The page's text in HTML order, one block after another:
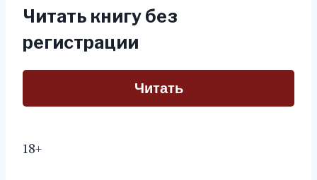
Читать книгу без
регистрации
Читать
18+